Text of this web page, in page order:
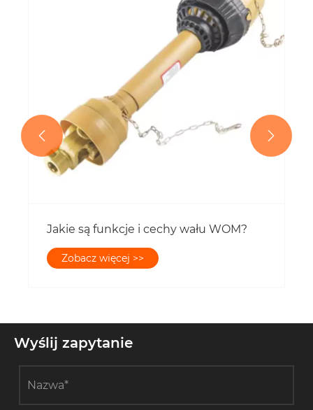
Jakie są funkcje i cechy wału WOM?
Zobacz więcej >>
 
Wyślij zapytanie